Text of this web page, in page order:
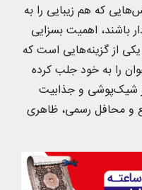
که هم زیبایی را به
باشند، اهمیت بسزایی
از گزینه‌هایی است که
را به خود جلب کرده
شیک‌پوشی و جذابیت
و محافل رسمی، ظاهری